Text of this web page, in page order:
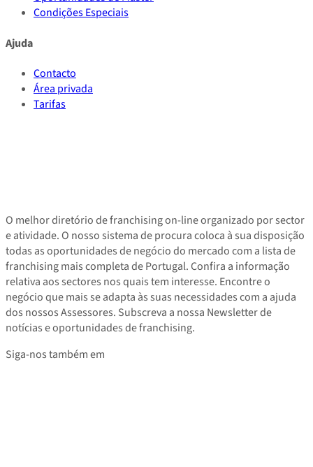
Condições Especiais
Ajuda
Contacto
Área privada
Tarifas
O melhor diretório de franchising on-line organizado por sector
e atividade. O nosso sistema de procura coloca à sua disposição
todas as oportunidades de negócio do mercado com a lista de
franchising mais completa de Portugal. Confira a informação
relativa aos sectores nos quais tem interesse. Encontre o
negócio que mais se adapta às suas necessidades com a ajuda
dos nossos Assessores. Subscreva a nossa Newsletter de
notícias e oportunidades de franchising.
Siga-nos também em